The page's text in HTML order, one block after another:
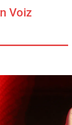
Voiz